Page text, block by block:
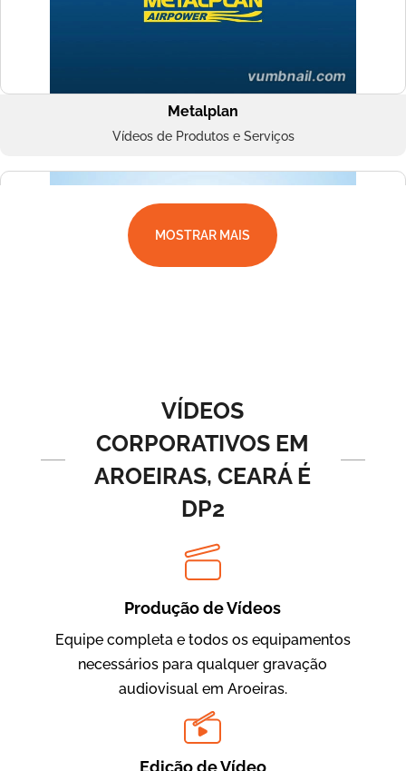
Metalplan
Vídeos de Produtos e Serviços
BRF Parceiros
Vídeos de Integração e Segurança
MOSTRAR MAIS
VÍDEOS
CORPORATIVOS EM
AROEIRAS, CEARÁ É
DP2
Produção de Vídeos
Equipe completa e todos os equipamentos
necessários para qualquer gravação
audiovisual em Aroeiras.